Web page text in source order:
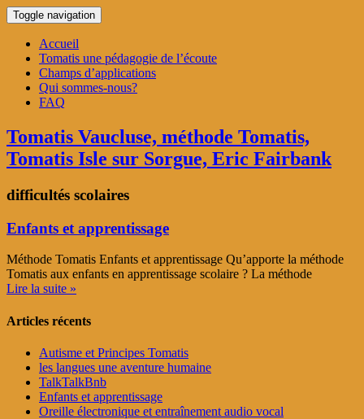
Toggle navigation
Accueil
Tomatis une pédagogie de l’écoute
Champs d’applications
Qui sommes-nous?
FAQ
Tomatis Vaucluse, méthode Tomatis,
Tomatis Isle sur Sorgue, Eric Fairbank
difficultés scolaires
Enfants et apprentissage
Méthode Tomatis Enfants et apprentissage Qu’apporte la méthode
Tomatis aux enfants en apprentissage scolaire ? La méthode
Lire la suite »
Articles récents
Autisme et Principes Tomatis
les langues une aventure humaine
TalkTalkBnb
Enfants et apprentissage
Oreille électronique et entraînement audio vocal